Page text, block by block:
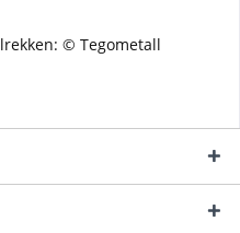
© Tegometall